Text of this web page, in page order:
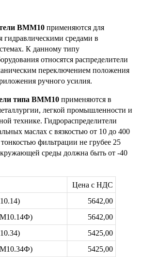
ВММ10 применяются для
гидравлическими средами в
К данному типу
относятся распределители
переключением положения
ручного усилия.
типа ВММ10 применяются в
легкой промышленности и
технике. Гидрораспределители
маслах с вязкостью от 10 до 400
фильтрации не грубее 25
среды должна быть от -40
Цена с НДС
5642,00
5642,00
5425,00
5425,00